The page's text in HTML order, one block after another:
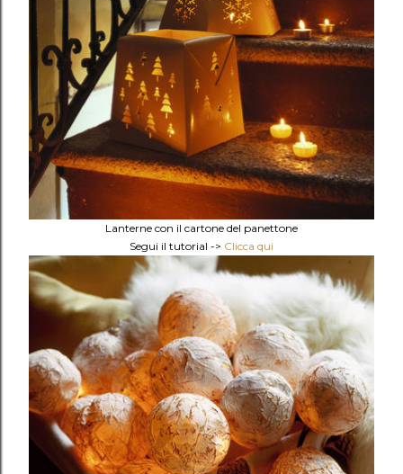
Lanterne con il cartone del panettone
Segui il tutorial -> Clicca qui